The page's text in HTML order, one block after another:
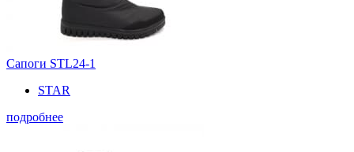
Сапоги STL24-1
STAR
подробнее